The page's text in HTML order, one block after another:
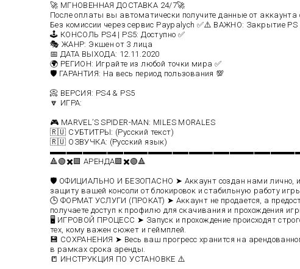
🚀 МГНОВЕННАЯ ДОСТАВКА 24/7🚀
После оплаты вы автоматически получите данные от
Без комиссии через сервис Paypalych ✅⚠️ ВАЖНО: Закрытие PS
🕹️ КОНСОЛЬ PS4 | PS5: Доступно ✅
🎭 ЖАНР: Экшен от 3 лица
📅 ДАТА ВЫХОДА: 12.11.2020
🌍 РЕГИОН: Играйте из любой точки мира ✅
🛡️ ГАРАНТИЯ: На весь период пользования 💯
📀 ВЕРСИЯ: PS4 & PS5
🔽 ИГРА:
🎮 MARVEL’S SPIDER-MAN: MILES MORALES
🇷🇺 СУБТИТРЫ: (Русский текст)
🇷🇺 ОЗВУЧКА: (Русский язык)
🔺🟢✖️🟪 АРЕНДА🟪✖️🟢🔺
🛡️ ОФИЦИАЛЬНО И БЕЗОПАСНО ➤ Аккаунт создан нами лично,
защиту вашей консоли от блокировок и стабильную работу
🕒 ФОРМАТ УСЛУГИ (ПРОКАТ) ➤ Аккаунт не продается, а
получаете доступ к профилю для скачивания и прохождения
🖥️ ИГРОВОЙ ПРОЦЕСС ➤ Запуск и прохождение происходят
тех, кому важен сюжет и геймплей.
💾 СОХРАНЕНИЯ ➤ Весь ваш прогресс хранится на
в рамках срока аренды.
📒 ИНСТРУКЦИЯ ПО УСТАНОВКЕ ⚠️